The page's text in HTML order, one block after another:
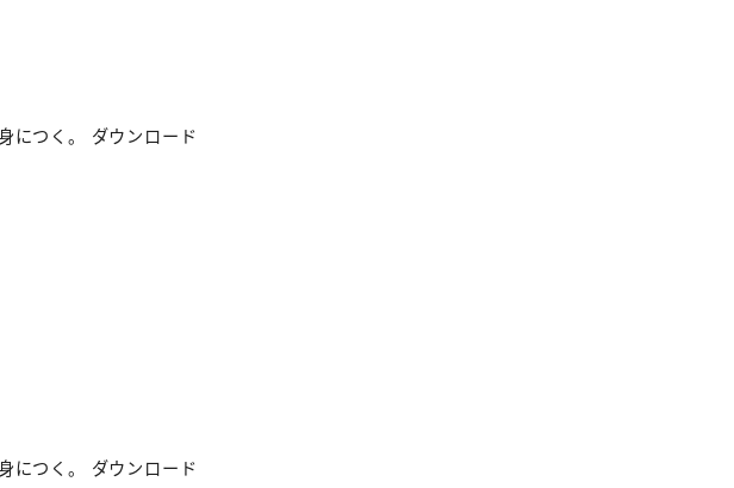
につく。 ダウンロード
につく。 ダウンロード